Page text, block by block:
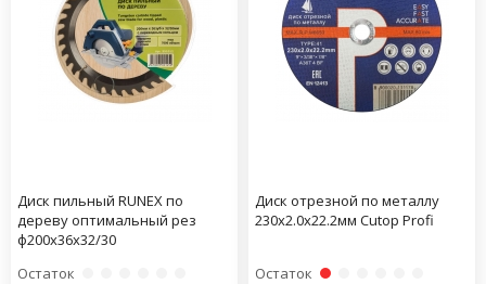
Диск пильный RUNEX по
дереву оптимальный рез
ф200х36х32/30
Остаток
Диск отрезной по металлу
230х2.0х22.2мм Cutop Profi
Остаток